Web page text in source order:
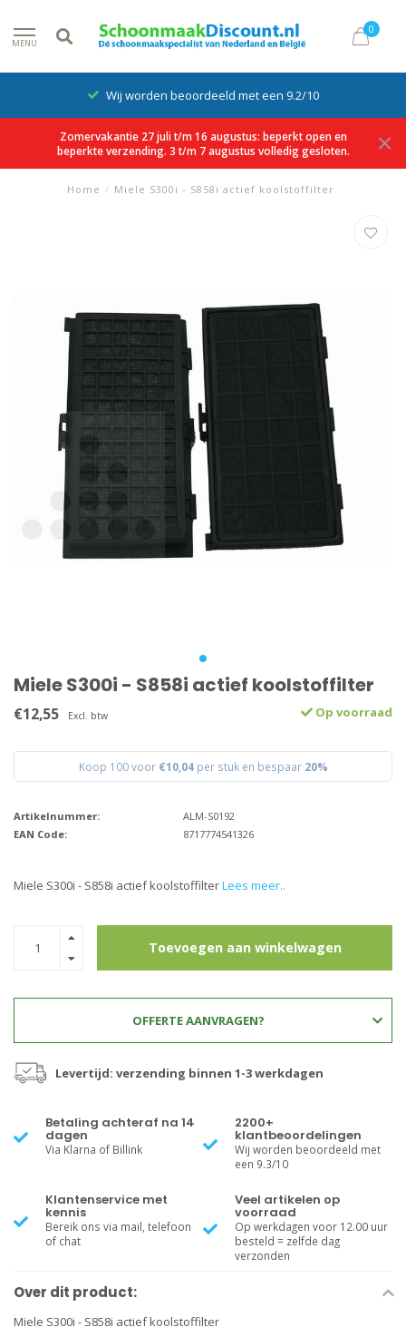
MENU
0
Wij worden beoordeeld met een 9.2/10
Zomervakantie 27 juli t/m 16 augustus: beperkt open en
beperkte verzending. 3 t/m 7 augustus volledig gesloten.
Home / Miele S300i - S858i actief koolstoffilter
Miele S300i - S858i actief koolstoffilter
€12,55 Excl. btw Op voorraad
Koop 100 voor €10,04per stuk en bespaar 20%
Artikelnummer:
ALM-S0192
EAN Code:
8717774541326
Miele S300i - S858i actief koolstoffilterLees meer..
Toevoegen aan winkelwagen
OFFERTE AANVRAGEN?
Levertijd: verzending binnen 1-3 werkdagen
Betaling achteraf na 14
dagen
Via Klarna of Billink
2200+
klantbeoordelingen
Wij worden beoordeeld met
een 9.3/10
Klantenservice met
kennis
Bereik ons via mail, telefoon
of chat
Veel artikelen op
voorraad
Op werkdagen voor 12.00 uur
besteld = zelfde dag
verzonden
Over dit product:
Miele S300i - S858i actief koolstoffilter